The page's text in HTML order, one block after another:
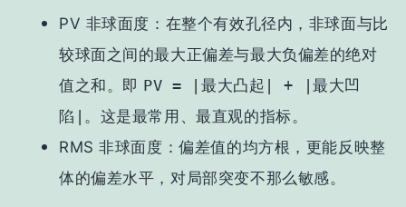
PV 非球面度 ：在整个有效孔径内，非球面与比
较球面之间的最大正偏差与最大负偏差的绝对
值之和。即 PV = |最大凸起| + |最大凹
陷| 。这是最常用、最直观的指标。
RMS 非球面度：偏差值的均方根，更能反映整
体的偏差水平，对局部突变不那么敏感。